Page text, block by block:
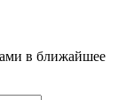
в ближайшее